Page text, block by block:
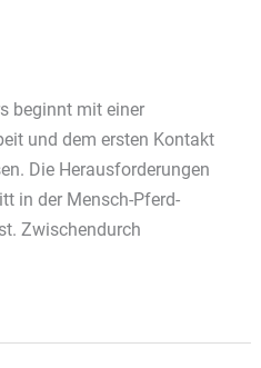
beginnt mit einer
und dem ersten Kontakt
Die Herausforderungen
in der Mensch-Pferd-
Zwischendurch